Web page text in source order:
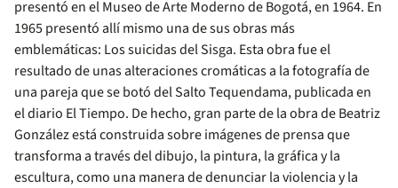
presentó en el Museo de Arte Moderno de Bogotá, en 1964. En
1965 presentó allí mismo una de sus obras más
emblemáticas: Los suicidas del Sisga. Esta obra fue el
resultado de unas alteraciones cromáticas a la fotografía de
una pareja que se botó del Salto Tequendama, publicada en
el diario El Tiempo. De hecho, gran parte de la obra de Beatriz
González está construida sobre imágenes de prensa que
transforma a través del dibujo, la pintura, la gráfica y la
escultura, como una manera de denunciar la violencia y la